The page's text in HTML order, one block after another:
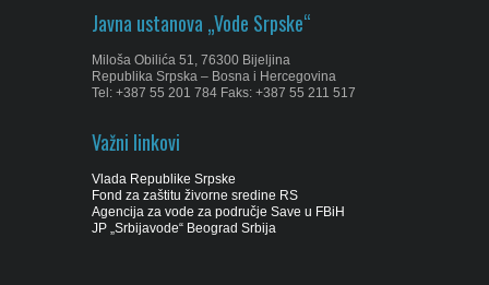
Javna ustanova „Vode Srpske“
Miloša Obilića 51, 76300 Bijeljina
Republika Srpska – Bosna i Hercegovina
Tel: +387 55 201 784 Faks: +387 55 211 517
Važni linkovi
Vlada Republike Srpske
Fond za zaštitu živorne sredine RS
Agencija za vode za područje Save u FBiH
JP „Srbijavode“ Beograd Srbija